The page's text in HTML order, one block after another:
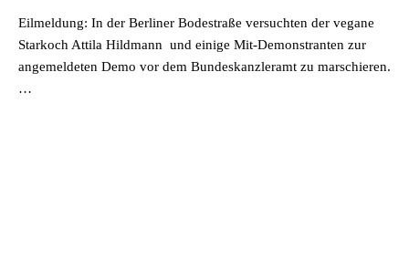
Eilmeldung: In der Berliner Bodestraße versuchten der vegane
Starkoch Attila Hildmann und einige Mit-Demonstranten zur
angemeldeten Demo vor dem Bundeskanzleramt zu marschieren.
…